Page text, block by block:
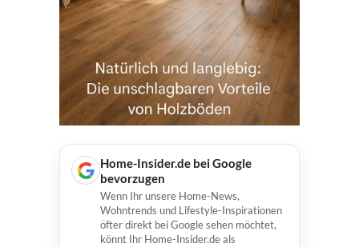
Home-Insider.de bei Google
bevorzugen
Wenn Ihr unsere Home-News,
Wohntrends und Lifestyle-Inspirationen
öfter direkt bei Google sehen möchtet,
könnt Ihr Home-Insider.de als